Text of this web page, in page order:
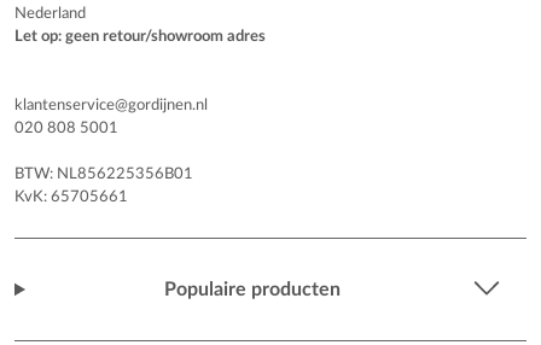
Nederland
Let op: geen retour/showroom adres
klantenservice@gordijnen.nl
020 808 5001
BTW: NL856225356B01
KvK: 65705661
Populaire producten